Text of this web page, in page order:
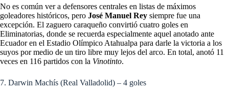
No es común ver a defensores centrales en listas de máximos
goleadores históricos, pero José Manuel Rey siempre fue una
excepción. El zaguero caraqueño convirtió cuatro goles en
Eliminatorias, donde se recuerda especialmente aquel anotado ante
Ecuador en el Estadio Olímpico Atahualpa para darle la victoria a los
suyos por medio de un tiro libre muy lejos del arco. En total, anotó 11
veces en 116 partidos con la Vinotinto.
7. Darwin Machís (Real Valladolid) – 4 goles